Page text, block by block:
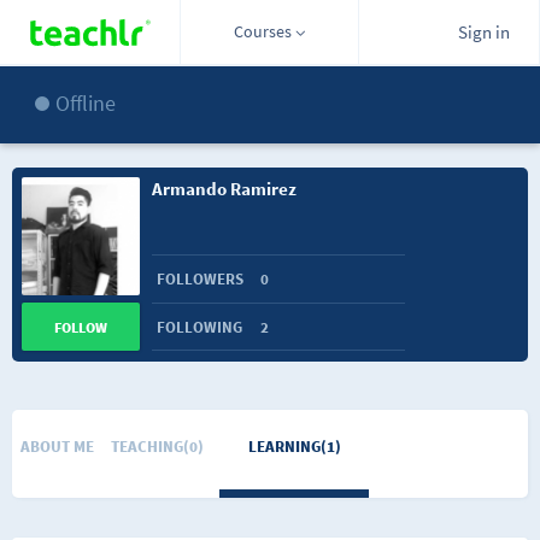
Courses Sign in
Offline
Armando Ramirez
FOLLOWERS 0
FOLLOWING 2
FOLLOW
ABOUT ME TEACHING(0) LEARNING(1)